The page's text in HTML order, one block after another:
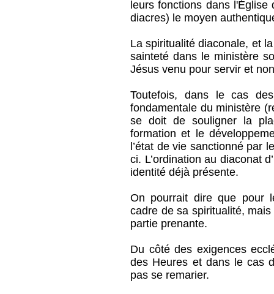
leurs fonctions dans
diacres) le moyen
La spiritualité diaconale, et
sainteté dans le ministère
Jésus venu pour servir et
Toutefois, dans le cas
fondamentale du ministère
se doit de souligner la
formation et le
l’état de vie sanctionné par
ci. L’ordination au diaconat
identité déjà présente.
On pourrait dire que pour
cadre de sa spiritualité,
partie prenante.
Du côté des exigences
des Heures et dans le cas
pas se remarier.